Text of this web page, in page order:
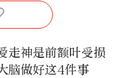
走神是前额叶受损
脑做好这4件事